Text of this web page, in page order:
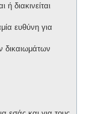
διακινείται
ευθύνη για
δικαιωμάτων